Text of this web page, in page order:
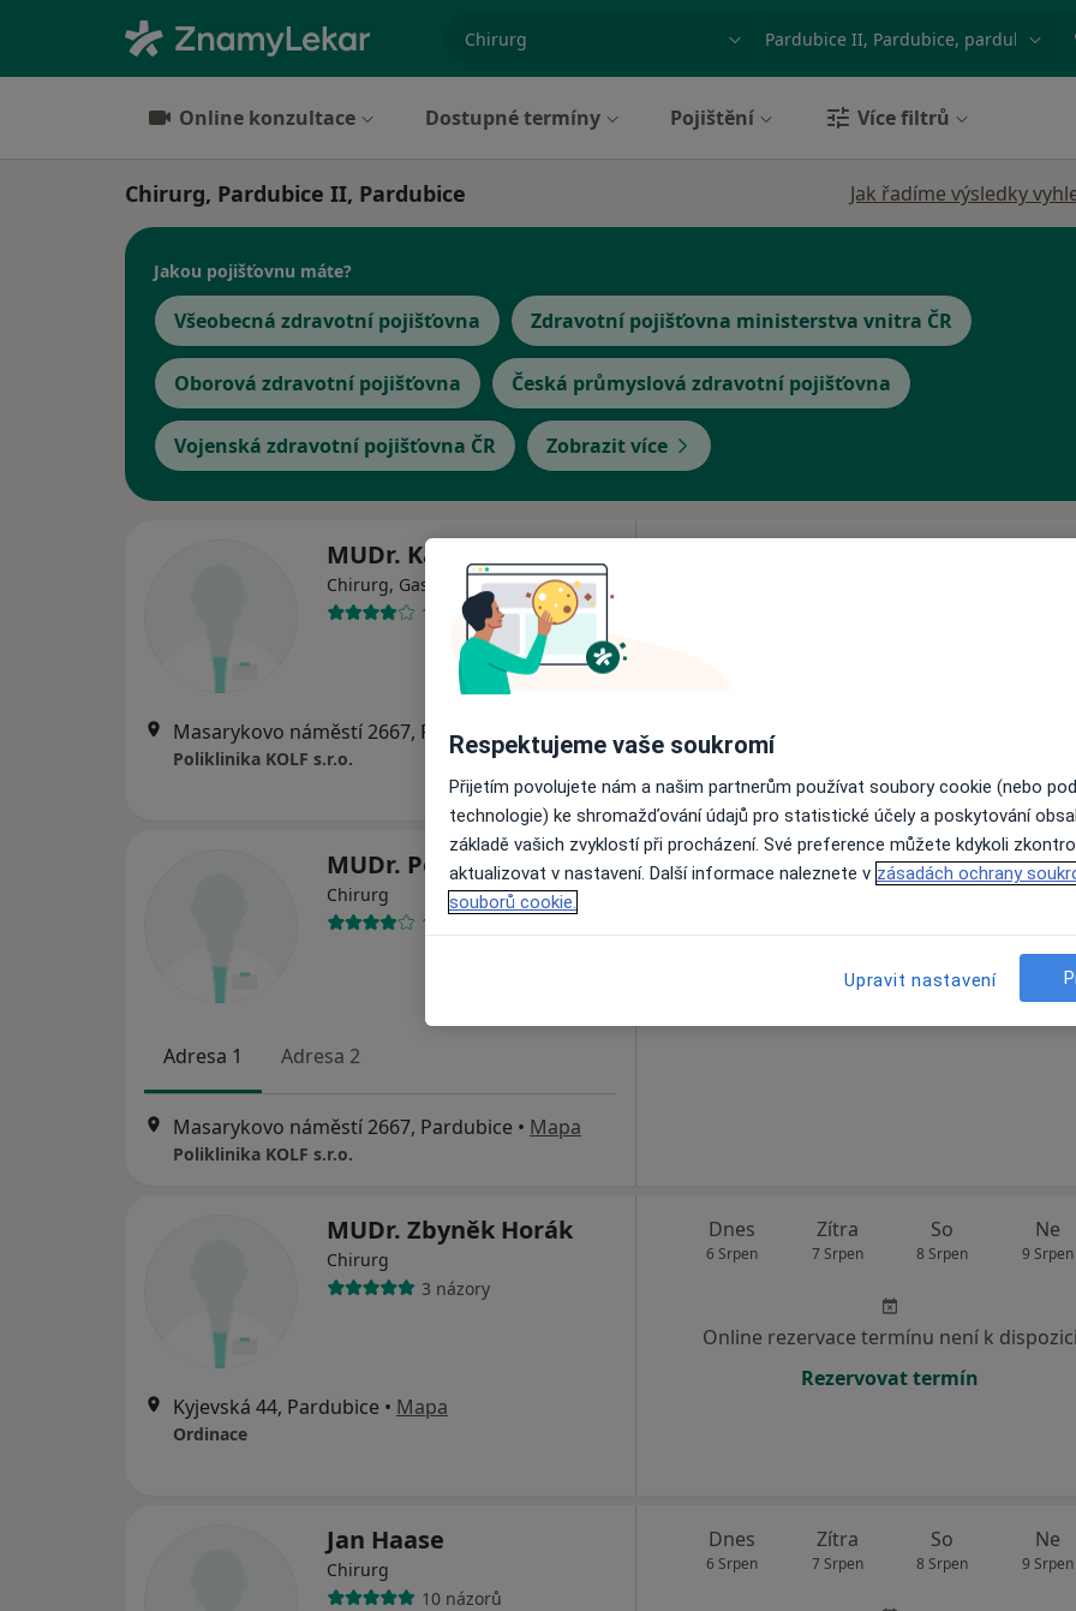
Online konzultace Dostupné termíny Pojištění Více filtrů
Chirurg, Pardubice II, Pardubice Jak řadíme výsledky
Jakou pojišťovnu máte?
Všeobecná zdravotní pojišťovna Zdravotní pojišťovna ministerstva vnitra ČR
Oborová zdravotní pojišťovna Česká průmyslová zdravotní pojišťovna
Vojenská zdravotní pojišťovna ČR Zobrazit více
MUDr. Karel Med
Chirurg, Gastroenterolog
14 názorů
Masarykovo náměstí 2667, Pardubice • Mapa
Poliklinika KOLF s.r.o.
MUDr. Petr Formánek
Chirurg
11 názorů
Adresa 1 Adresa 2
Masarykovo náměstí 2667, Pardubice • Mapa
Poliklinika KOLF s.r.o.
Dnes Zítra So
8 Srpen
Ne
9 Srpen
Online rezervace termínu není k
MUDr. Zbyněk Horák
Chirurg
3 názory
Kyjevská 44, Pardubice • Mapa
Ordinace
Dnes
6 Srpen
Zítra
7 Srpen
So
8 Srpen
Ne
9 Srpen
Online rezervace termínu není k dispozici
Rezervovat termín
Jan Haase
Chirurg
10 názorů
Dnes
6 Srpen
Zítra
7 Srpen
So
8 Srpen
Ne
9 Srpen
Respektujeme vaše soukromí
Přijetím povolujete nám a našim partnerům používat soubory cookie (nebo
technologie) ke shromažďování údajů pro statistické účely a poskytování
základě vašich zvyklostí při procházení. Své preference můžete kdykoli
aktualizovat v nastavení. Další informace naleznete v zásadách ochrany
souborů cookie.
Upravit nastavení